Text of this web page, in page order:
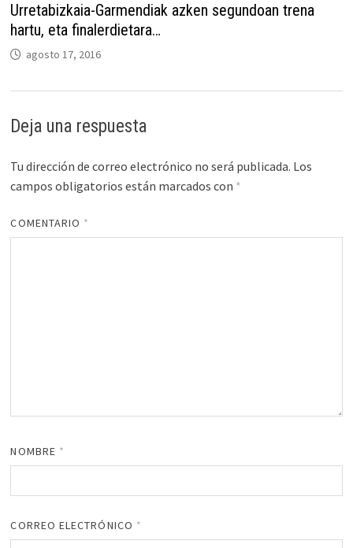
Urretabizkaia-Garmendiak azken segundoan trena
hartu, eta finalerdietara…
agosto 17, 2016
Deja una respuesta
Tu dirección de correo electrónico no será publicada. Los
campos obligatorios están marcados con *
COMENTARIO *
NOMBRE *
CORREO ELECTRÓNICO *